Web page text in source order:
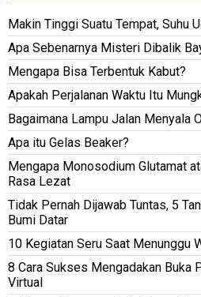
Makin Tinggi Suatu Tempat, Suhu
Apa Sebenarnya Misteri Dibalik
Mengapa Bisa Terbentuk Kabut?
Apakah Perjalanan Waktu Itu
Bagaimana Lampu Jalan Menyala
Apa itu Gelas Beaker?
Mengapa Monosodium Glutamat
Rasa Lezat
Tidak Pernah Dijawab Tuntas, 5
Bumi Datar
10 Kegiatan Seru Saat Menunggu
8 Cara Sukses Mengadakan Buka
Virtual